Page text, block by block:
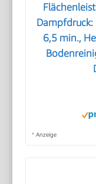
Dampfdruck:
6,5 min.,
* Anzeige